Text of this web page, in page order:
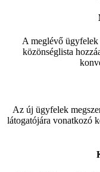
A meglévő ügyfelek
közönséglista
Az új ügyfelek
látogatójára vonatkozó